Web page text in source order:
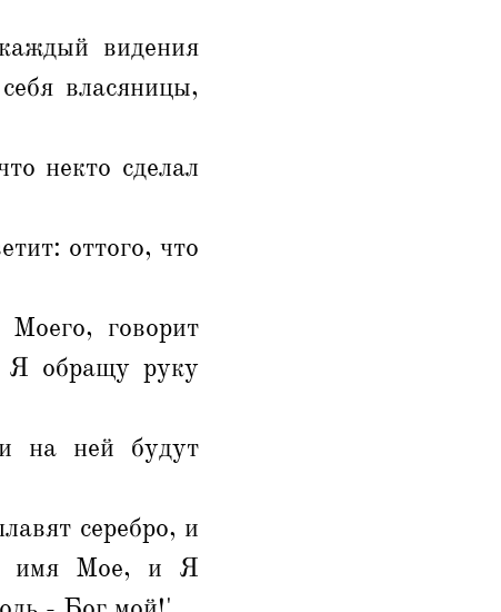
видения
власяницы,
некто сделал
оттого, что
говорит
Я обращу руку
на ней будут
серебро, и
имя Мое, и Я